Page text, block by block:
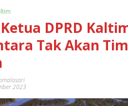
DPRD
Tak Akan
2023